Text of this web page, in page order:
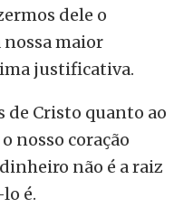
dele o
nossa maior
justificativa.
de Cristo quanto ao
nosso coração
não é a raiz
é.